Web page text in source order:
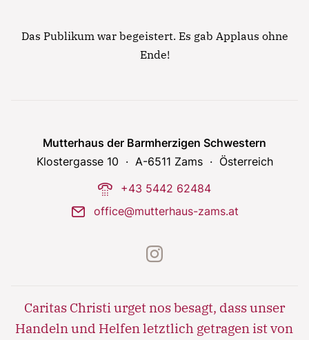
Das Publikum war begeistert. Es gab Applaus ohne
Ende!
Mutterhaus der Barmherzigen Schwestern
Klostergasse 10
A-6511 Zams Österreich
phone-dial +43 5442 62484
mail office@mutterhaus-zams.at
instagram
Caritas Christi urget nos besagt, dass unser
Handeln und Helfen letztlich getragen ist von
Lorem ipsum dolor sit amet
laboris nisi ut aliquip ex ea commodo consequat.
Lorem ipsum dolor sit amet
Lorem ipsum dolor sit amet, consectetur
adipisicing elit, sed do eiusmod tempor incididunt
minim veniam, quis nostrud exercitation ullamco
laboris nisi ut aliquip ex ea commodo consequat.